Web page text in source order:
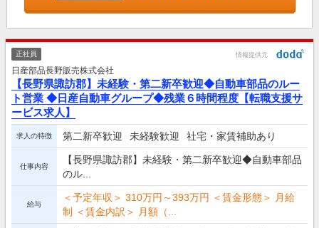
正社員 情報提供元
日産部品長野販売株式会社
【長野県諏訪郡】未経験・第二新卒歓迎◆自動車部品のルー
ト営業 ◆日産自動車グループ◆残業６時間程度【転職支援サ
ービス求人】
求人の特徴 第二新卒歓迎 未経験歓迎 社宅・家賃補助あり
仕事内容
【長野県諏訪郡】未経験・第二新卒歓迎◆自動車部品
のル...
給与
＜予定年収＞ 310万円～393万円 ＜賃金形態＞ 月給
制 ＜賃金内訳＞ 月額（...